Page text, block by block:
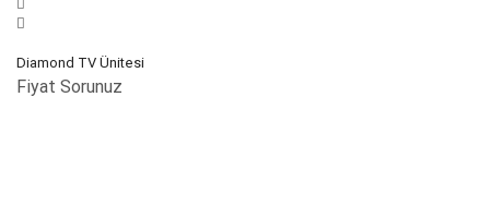
Diamond TV Ünitesi
Fiyat Sorunuz